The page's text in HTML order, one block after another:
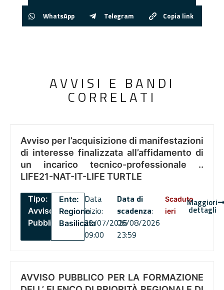
WhatsApp Telegram Copia link
AVVISI E BANDI
CORRELATI
Avviso per l’acquisizione di manifestazioni
di interesse finalizzata all’affidamento di
un incarico tecnico-professionale ..
LIFE21-NAT-IT-LIFE TURTLE
Tipo:
Avviso
Pubblico
Ente:
Regione
Basilicata
Data
inizio:
22/07/2026
09:00
Data di
scadenza:
06/08/2026
23:59
Scaduto
ieri
Maggiori
dettagli
AVVISO PUBBLICO PER LA FORMAZIONE